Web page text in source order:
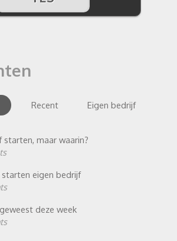
Recent Eigen bedrijf
starten, maar waarin?
starten eigen bedrijf
deze week